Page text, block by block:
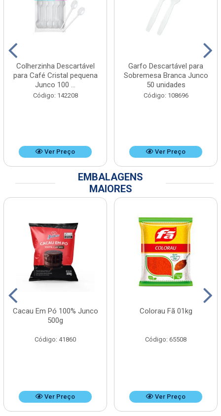
Colherzinha Descartável
para Café Cristal pequena
Junco 100 ...
Código: 142208
Ver Preço
Garfo Descartável para
Sobremesa Branca Junco
50 unidades
Código: 108696
Ver Preço
EMBALAGENS
MAIORES
Cacau Em Pó 100% Junco
500g
Código: 41860
Ver Preço
Colorau Fã 01kg
Código: 65508
Ver Preço